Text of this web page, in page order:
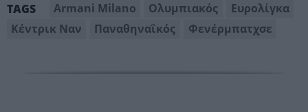
TAGS Armani Milano Oλυμπιακός
Ευρολίγκα
Κέντρικ Ναν
Παναθηναΐκός Φενέρμπατχσε